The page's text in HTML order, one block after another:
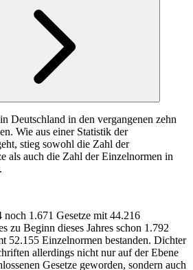
Deutschland in den vergangenen zehn
Wie aus einer Statistik der
stieg sowohl die Zahl der
als auch die Zahl der Einzelnormen in
noch 1.671 Gesetze mit 44.216
zu Beginn dieses Jahres schon 1.792
52.155 Einzelnormen bestanden. Dichter
allerdings nicht nur auf der Ebene
Gesetze geworden, sondern auch